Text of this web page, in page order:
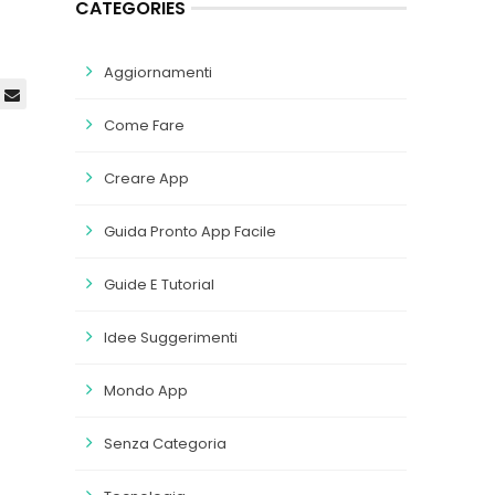
CATEGORIES
Aggiornamenti
Come Fare
Creare App
Guida Pronto App Facile
Guide E Tutorial
Idee Suggerimenti
Mondo App
Senza Categoria